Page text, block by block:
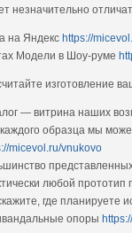
незначительно
на Яндекс https://
Модели в Шоу-руме
изготовление
— витрина наших
образца мы
micevol.ru/vnukovo
любой
где планируете
опоры